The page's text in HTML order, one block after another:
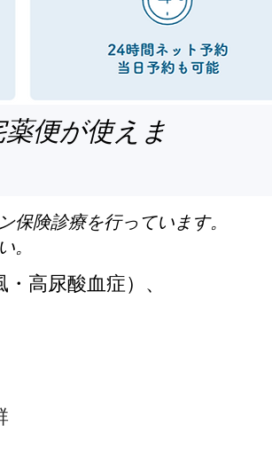
便が使えま
険診療を行っています。
。
高尿酸血症）、